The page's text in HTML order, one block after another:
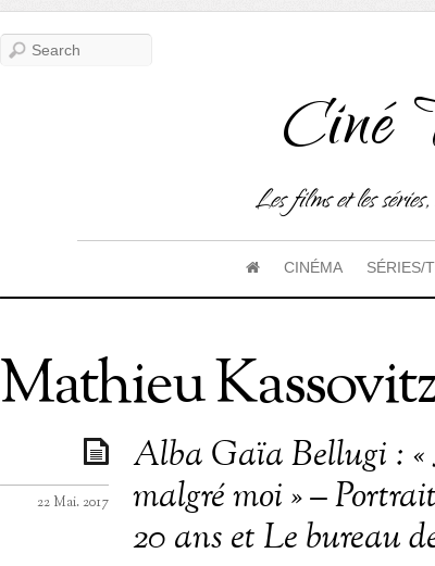
Ciné
Les films et les
CINÉMA SÉRIES/
Mathieu
Alba Gaïa Bellugi : «
malgré moi » –
20 ans et Le bureau
22 Mai. 2017